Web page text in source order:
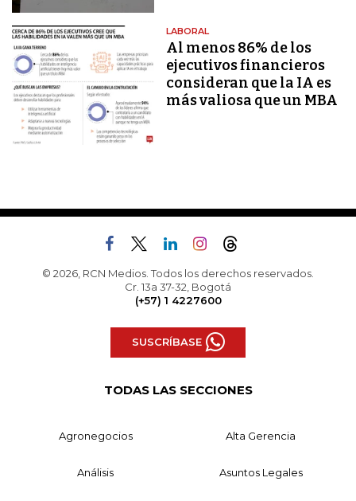
LABORAL
Al menos 86% de los
ejecutivos financieros
consideran que la IA es
más valiosa que un MBA
© 2026, RCN Medios. Todos los derechos reservados.
Cr. 13a 37-32, Bogotá
(+57) 1 4227600
SUSCRÍBASE
TODAS LAS SECCIONES
Agronegocios Alta Gerencia
Análisis Asuntos Legales